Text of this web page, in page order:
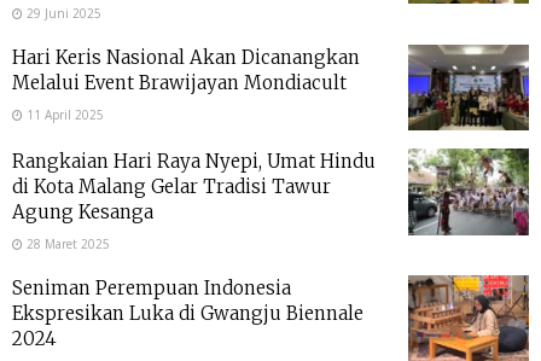
29 Juni 2025
Hari Keris Nasional Akan Dicanangkan
Melalui Event Brawijayan Mondiacult
11 April 2025
Rangkaian Hari Raya Nyepi, Umat Hindu
di Kota Malang Gelar Tradisi Tawur
Agung Kesanga
28 Maret 2025
Seniman Perempuan Indonesia
Ekspresikan Luka di Gwangju Biennale
2024